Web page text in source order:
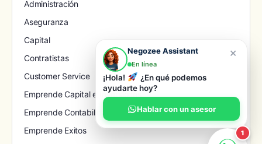
Administración
Aseguranza
Capital
Contratistas
Customer Service
Emprende Capital e Inversiones
Emprende Contabilidad & Bookkeeping
Emprende Exitos
×
Negozee Assistant
En línea
¡Hola!
¿En qué podemos
ayudarte hoy?
Hablar con un asesor
1